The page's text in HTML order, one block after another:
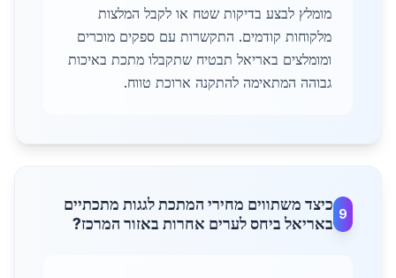
מומלץ לבצע בדיקות שטח או לקבל המלצות
מלקוחות קודמים. התקשרות עם ספקים מוכרים
ומומלצים באריאל תבטיח שתקבלו מתכת באיכות
גבוהה המתאימה להתקנה ארוכת טווח.
9
כיצד משתווים מחירי המתכת לגגות מתכתיים
באריאל ביחס לערים אחרות באזור המרכז?